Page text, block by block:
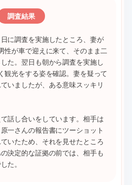
調査結果
に調査を実施したところ、妻が
性が車で迎えに来て、そのまま二
た。翌日も朝から調査を実施し
観光をする姿を確認。妻を疑って
いましたが、ある意味スッキリ
話し合いをしています。相手は
一さんの報告書にツーショット
いたため、それを見せたところ
決定的な証拠の前では、相手も
た。